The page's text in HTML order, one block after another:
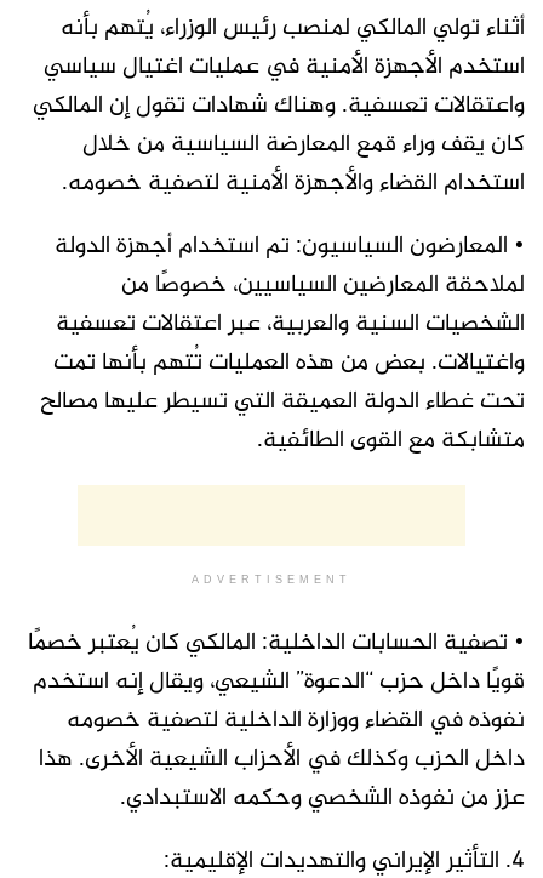
أثناء تولي المالكي لمنصب رئيس الوزراء، يُتهم بأنه
استخدم الأجهزة الأمنية في عمليات اغتيال سياسي
واعتقالات تعسفية. وهناك شهادات تقول إن المالكي
كان يقف وراء قمع المعارضة السياسية من خلال
استخدام القضاء والأجهزة الأمنية لتصفية خصومه.
• المعارضون السياسيون: تم استخدام أجهزة الدولة
لملاحقة المعارضين السياسيين، خصوصًا من
الشخصيات السنية والعربية، عبر اعتقالات تعسفية
واغتيالات. بعض من هذه العمليات تُتهم بأنها تمت
تحت غطاء الدولة العميقة التي تسيطر عليها مصالح
متشابكة مع القوى الطائفية.
ADVERTISEMENT
• تصفية الحسابات الداخلية: المالكي كان يُعتبر خصمًا
قويًا داخل حزب “الدعوة” الشيعي، ويقال إنه استخدم
نفوذه في القضاء ووزارة الداخلية لتصفية خصومه
داخل الحزب وكذلك في الأحزاب الشيعية الأخرى. هذا
عزز من نفوذه الشخصي وحكمه الاستبدادي.
4. التأثير الإيراني والتهديدات الإقليمية: